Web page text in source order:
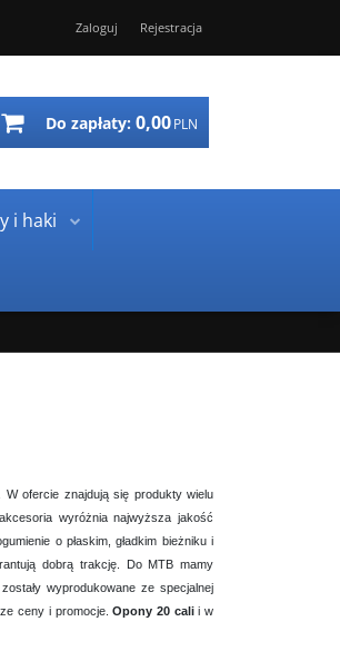
Zaloguj Rejestracja
Do zapłaty: 0,00PLN
i haki
W ofercie znajdują się produkty wielu
wyróżnia najwyższa jakość
o płaskim, gładkim bieżniku i
dobrą trakcję. Do MTB mamy
wyprodukowane ze specjalnej
ceny i promocje.Opony 20 calii w